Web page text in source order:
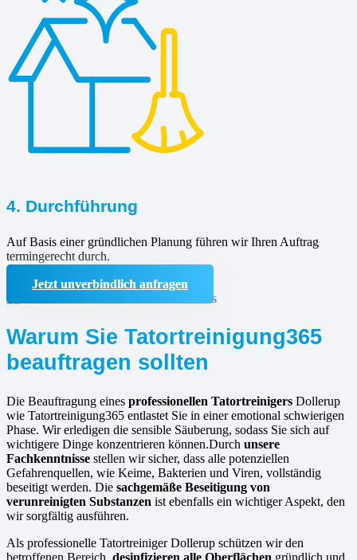
4. Durchführung
Auf Basis einer gründlichen Planung führen wir Ihren Auftrag
termingerecht durch.
Jetzt unverbindlich anfragen
Warum Sie Tatortreinigung365
beauftragen sollten
Die Beauftragung eines professionellen Tatortreinigers Dollerup
wie Tatortreinigung365 entlastet Sie in einer emotional schwierigen
Phase. Wir erledigen die sensible Säuberung, sodass Sie sich auf
wichtigere Dinge konzentrieren können.Durch unsere
Fachkenntnisse stellen wir sicher, dass alle potenziellen
Gefahrenquellen, wie Keime, Bakterien und Viren, vollständig
beseitigt werden. Die sachgemäße Beseitigung von
verunreinigten Substanzen ist ebenfalls ein wichtiger Aspekt, den
wir sorgfältig ausführen.
Als professionelle Tatortreiniger Dollerup schützen wir den
betroffenen Bereich, desinfizieren alle Oberflächen gründlich und